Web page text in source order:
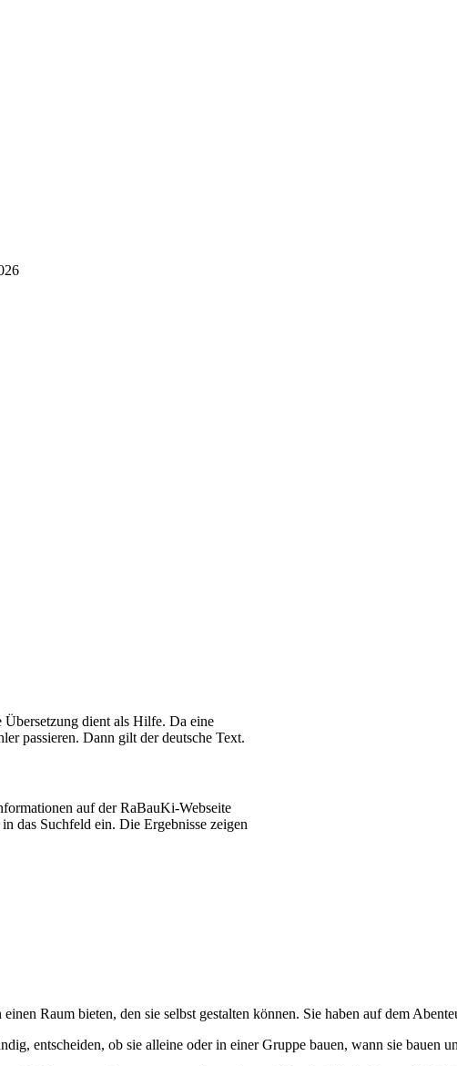
dient als Hilfe. Da eine
passieren. Dann gilt der deutsche Text.
auf der RaBauKi-Webseite
das Suchfeld ein. Die Ergebnisse zeigen
Raum bieten, den sie selbst gestalten können. Sie haben auf dem
entscheiden, ob sie alleine oder in einer Gruppe bauen, wann sie bauen